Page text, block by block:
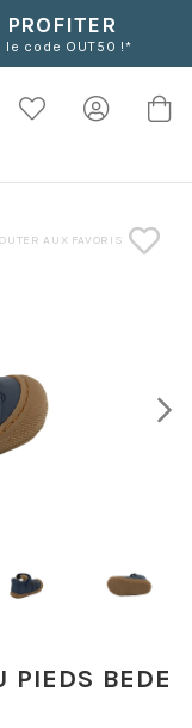
le code OUT50 !*
AUX FAVORIS
PIEDS BEDE